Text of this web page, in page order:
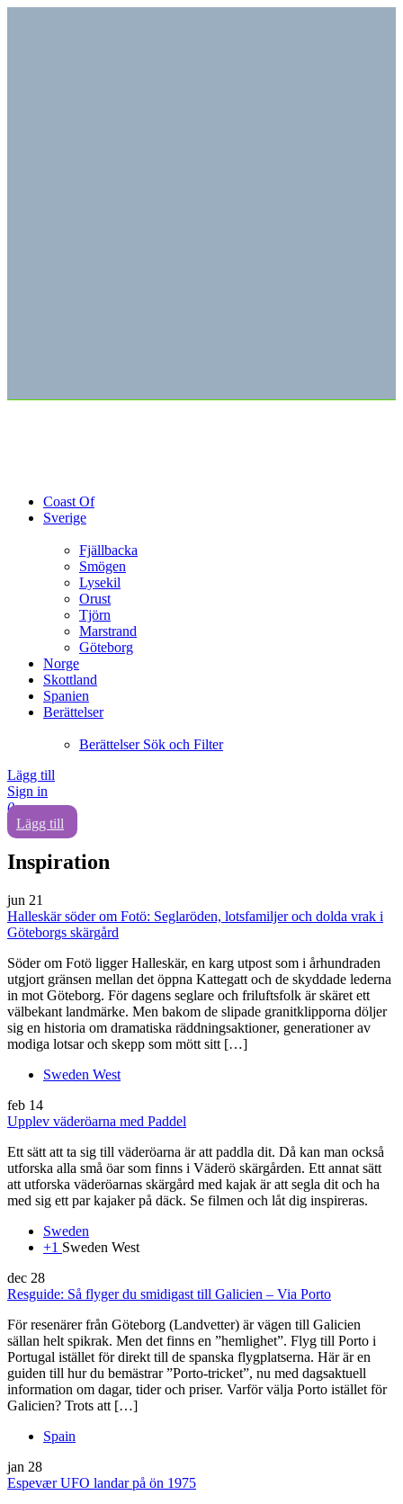
Coast Of
Sverige
Fjällbacka
Smögen
Lysekil
Orust
Tjörn
Marstrand
Göteborg
Norge
Skottland
Spanien
Berättelser
Berättelser Sök och Filter
Lägg till
Sign in
0
Lägg till
Inspiration
jun 21
Halleskär söder om Fotö: Seglaröden, lotsfamiljer och dolda vrak i
Göteborgs skärgård
Söder om Fotö ligger Halleskär, en karg utpost som i århundraden
utgjort gränsen mellan det öppna Kattegatt och de skyddade lederna
in mot Göteborg. För dagens seglare och friluftsfolk är skäret ett
välbekant landmärke. Men bakom de slipade granitklipporna döljer
sig en historia om dramatiska räddningsaktioner, generationer av
modiga lotsar och skepp som mött sitt […]
Sweden West
feb 14
Upplev väderöarna med Paddel
Ett sätt att ta sig till väderöarna är att paddla dit. Då kan man också
utforska alla små öar som finns i Väderö skärgården. Ett annat sätt
att utforska väderöarnas skärgård med kajak är att segla dit och ha
med sig ett par kajaker på däck. Se filmen och låt dig inspireras.
Sweden
+1 Sweden West
dec 28
Resguide: Så flyger du smidigast till Galicien – Via Porto
För resenärer från Göteborg (Landvetter) är vägen till Galicien
sällan helt spikrak. Men det finns en ”hemlighet”. Flyg till Porto i
Portugal istället för direkt till de spanska flygplatserna. Här är en
guiden till hur du bemästrar ”Porto-tricket”, nu med dagsaktuell
information om dagar, tider och priser. Varför välja Porto istället för
Galicien? Trots att […]
Spain
jan 28
Espevær UFO landar på ön 1975